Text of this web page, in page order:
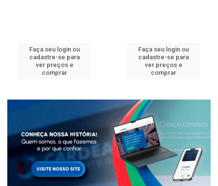
Faça seu login ou
cadastre-se para
ver preços e
comprar
Faça seu login ou
cadastre-se para
ver preços e
comprar